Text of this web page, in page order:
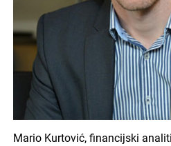
Mario Kurtović, financijski